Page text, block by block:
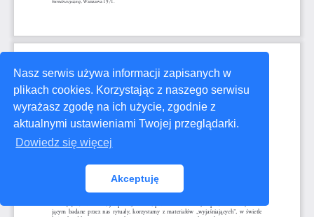
Nasz serwis używa informacji zapisanych w
plikach cookies. Korzystając z naszego serwisu
wyrażasz zgodę na ich użycie, zgodnie z
aktualnymi ustawieniami Twojej przeglądarki.
Dowiedz się więcej
Akceptuję